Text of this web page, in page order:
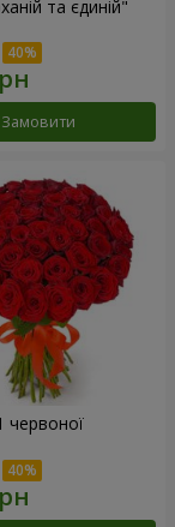
та єдиній"
Замовити
червоної